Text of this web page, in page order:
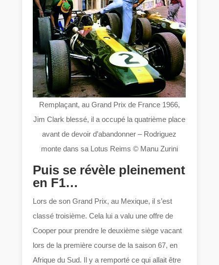
Remplaçant, au Grand Prix de France 1966,
Jim Clark blessé, il a occupé la quatrième place
avant de devoir d’abandonner – Rodriguez
monte dans sa Lotus Reims © Manu Zurini
Puis se révèle pleinement
en F1…
Lors de son Grand Prix, au Mexique, il s’est
classé troisième. Cela lui a valu une offre de
Cooper pour prendre le deuxième siège vacant
lors de la première course de la saison 67, en
Afrique du Sud. Il y a remporté ce qui allait être